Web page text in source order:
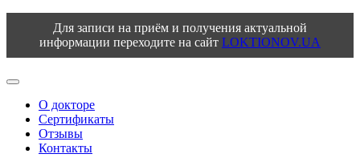
Для записи на приём и получения актуальной
информации переходите на сайт LOKTIONOV.UA
О докторе
Сертификаты
Отзывы
Контакты